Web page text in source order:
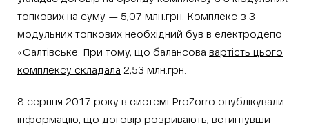
топкових на суму — 5,07 млн.грн. Комплекс з 3
модульних топкових необхідний був в електродепо
«Салтівське. При тому, що балансова вартість цього
комплексу складала 2,53 млн.грн.
8 серпня 2017 року в системі ProZorro опублікували
інформацію, що договір розривають, встигнувши